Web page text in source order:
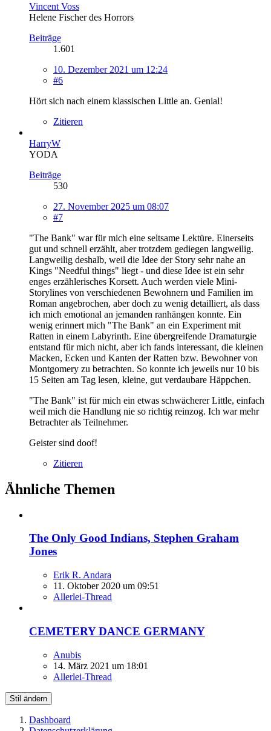
Vincent Voss
Helene Fischer des Horrors
Beiträge
1.601
10. Dezember 2021 um 12:24
#6
Hört sich nach einem klassischen Little an. Genial!
Zitieren
HarryW
YODA
Beiträge
530
27. November 2025 um 08:07
#7
"The Bank" war für mich eine seltsame Lektüre. Einerseits
gut und schnell erzählt, aber trotzdem gediegen langweilig.
Langweilig deshalb, weil die Idee der Story sehr nahe an
Kings "Needful things" liegt - und diese Idee ist ein sehr
enges erzählerisches Korsett. Auch werden viele Mini-
Storylines von verschiedenen Bewohnern und Familien im
Roman angebrochen, aber doch zu wenig detailliert, als dass
ich mich emotional an jemanden ranhängen konnte. Ein
wenig erinnert mich "The Bank" an ein Experiment mit
Ratten in einem Labyrinth. Eine übergreifende Dramaturgie
entstand für mich nicht, aber ich fands interessant, die kleinen
Macken, Ecken und Kanten der Ratten bzw. Bewohner von
Montgomery zu betrachten. So konnte ich jeweils nur 10 bis
15 Seiten am Tag lesen, kleine, gut verdaubare Häppchen.
"The Bank" ist für mich ein etwas schwächerer Little, einfach
weil mich die Handlung nie so richtig reinzog. Ich war mehr
Betrachter als Teilnehmer.
Geister sind doof!
Zitieren
Ähnliche Themen
The Only Good Indians, Stephen Graham
Jones
Erik R. Andara
11. Oktober 2020 um 09:51
Allerlei-Thread
CEMETERY DANCE GERMANY
Anubis
14. März 2021 um 18:01
Allerlei-Thread
Stil ändern
Dashboard